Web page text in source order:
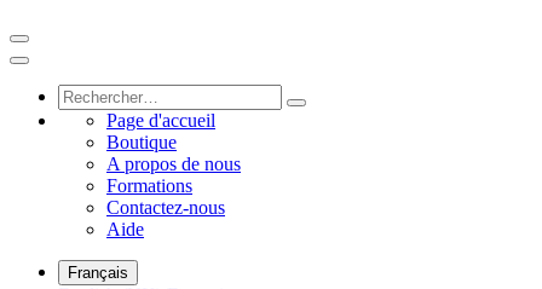
Page d'accueil
Boutique
A propos de nous
Formations
Contactez-nous
Aide
Français